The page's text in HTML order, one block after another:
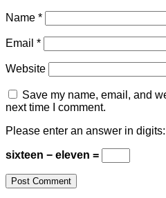
Name *
Email *
Website
Save my name, email, and
next time I comment.
Please enter an answer in digits:
sixteen − eleven =